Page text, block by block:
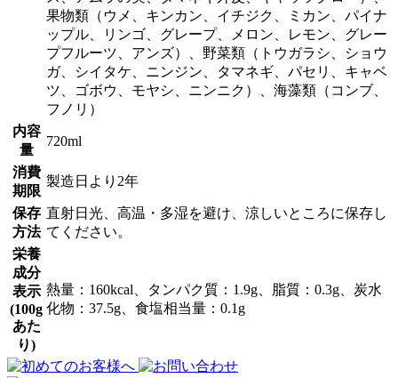
果物類（ウメ、キンカン、イチジク、ミカン、パイナ
ップル、リンゴ、グレープ、メロン、レモン、グレー
プフルーツ、アンズ）、野菜類（トウガラシ、ショウ
ガ、シイタケ、ニンジン、タマネギ、パセリ、キャベ
ツ、ゴボウ、モヤシ、ニンニク）、海藻類（コンブ、
フノリ）
内容
量
720ml
消費
期限
製造日より2年
保存
方法
直射日光、高温・多湿を避け、涼しいところに保存し
てください。
栄養
成分
表示
(100g
あた
り)
熱量：160kcal、タンパク質：1.9g、脂質：0.3g、炭水
化物：37.5g、食塩相当量：0.1g